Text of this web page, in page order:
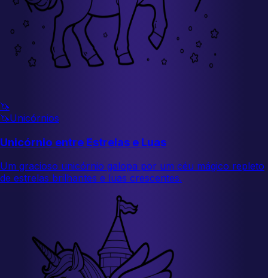
🦄
🦄Unicórnios
Unicórnio entre Estrelas e Luas
Um gracioso unicórnio galopa por um céu mágico repleto
de estrelas brilhantes e luas crescentes.